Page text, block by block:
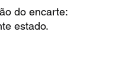
do encarte:
estado.